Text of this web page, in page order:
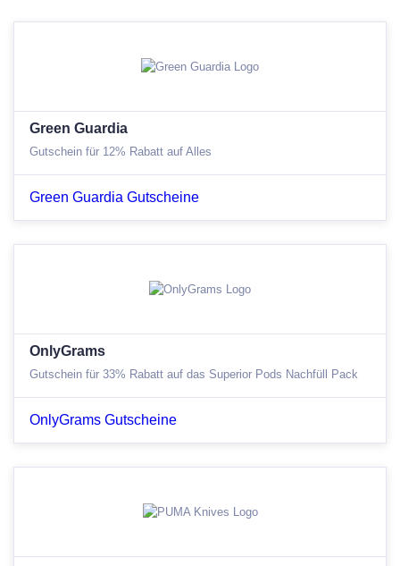
Green Guardia
Gutschein für 12% Rabatt auf Alles
Green Guardia Gutscheine
OnlyGrams
Gutschein für 33% Rabatt auf das Superior Pods Nachfüll Pack
OnlyGrams Gutscheine